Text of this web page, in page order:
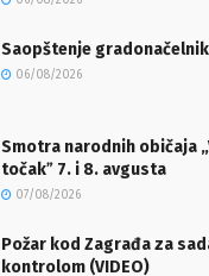
Saopštenje
06/08/2026
Smotra narodnih običaja
točakˮ 7. i 8. avgusta
07/08/2026
Požar kod Zagrađa za
kontrolom (VIDEO)